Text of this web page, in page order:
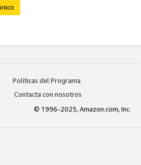
Políticas del Programa
Contacta con nosotros
© 1996-2025, Amazon.com, Inc.